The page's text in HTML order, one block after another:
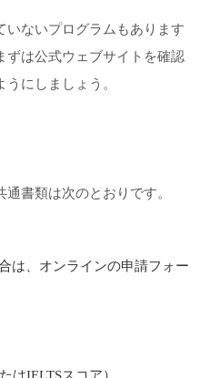
いないプログラムもあります
ずは公式ウェブサイトを確認
にしましょう。
書類は次のとおりです。
は、オンラインの申請フォー